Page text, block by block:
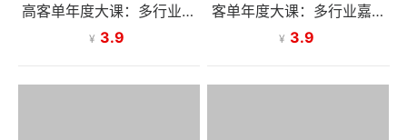
高客单年度大课：多行业嘉
宾实战分享，手把手教你打
¥ 3.9
客单年度大课：多行业嘉宾
实战分享，手把手教你打造
¥ 3.9